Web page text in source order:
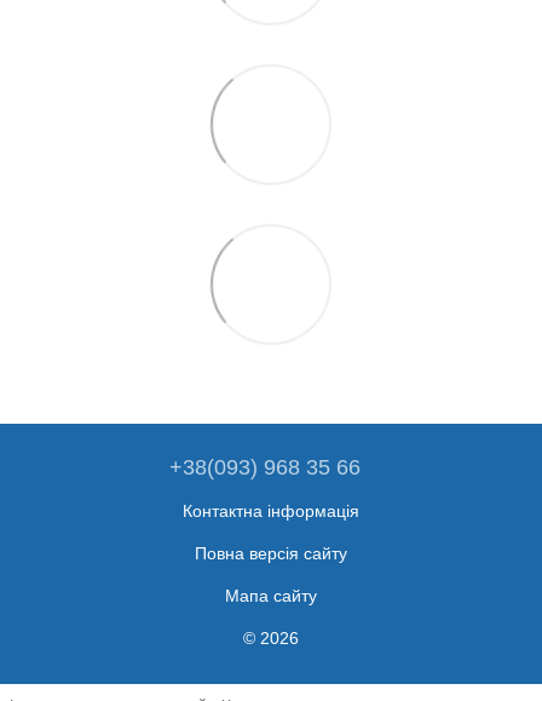
+38(093) 968 35 66
Контактна інформація
Повна версія сайту
Мапа сайту
© 2026